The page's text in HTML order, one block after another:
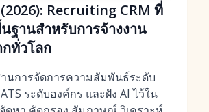
Recruiting CRM ที่
ฐานสำหรับการจ้างงาน
ทั่วโลก
นการจัดการความสัมพันธ์ระดับ
ระดับองค์กร และฝัง AI ไว้ใน